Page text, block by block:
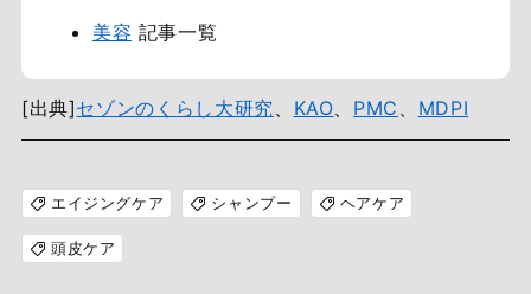
美容 記事一覧
[出典]セゾンのくらし大研究、 KAO、 PMC 、 MDPI
エイジングケア シャンプー ヘアケア
頭皮ケア